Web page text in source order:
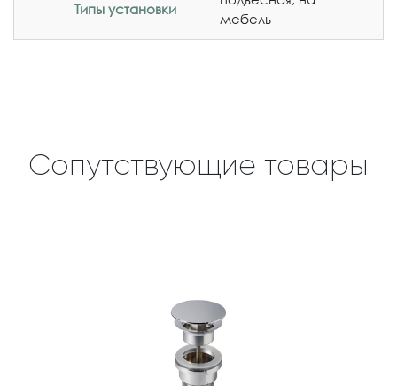
Типы установки
мебель
Сопутствующие товары